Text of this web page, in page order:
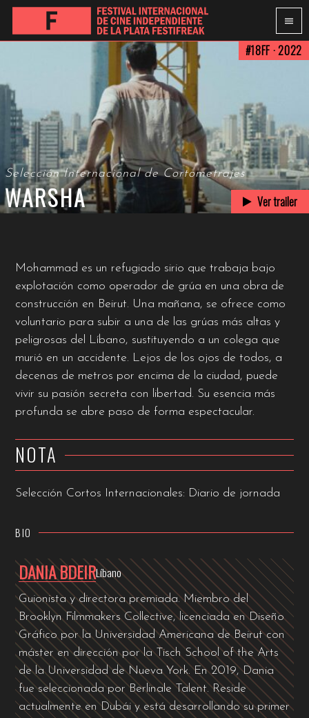
Selección Internacional de Cortometrajes
WARSHA
#18FF · 2022
Ver trailer
Mohammad es un refugiado sirio que trabaja bajo
explotación como operador de grúa en una obra de
construcción en Beirut. Una mañana, se ofrece como
voluntario para subir a una de las grúas más altas y
peligrosas del Líbano, sustituyendo a un colega que
murió en un accidente. Lejos de los ojos de todos, a
decenas de metros por encima de la ciudad, puede
vivir su pasión secreta con libertad. Su esencia más
profunda se abre paso de forma espectacular.
NOTA
Selección Cortos Internacionales: Diario de jornada
BIO
DANIA BDEIRLíbano
Guionista y directora premiada. Miembro del
Brooklyn Filmmakers Collective, licenciada en Diseño
Gráfico por la Universidad Americana de Beirut con
máster en dirección por la Tisch School of the Arts
de la Universidad de Nueva York. En 2019, Dania
fue seleccionada por Berlinale Talent. Reside
actualmente en Dubái y está desarrollando su primer